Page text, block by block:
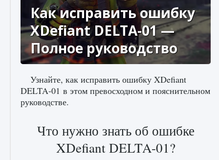
10 августа 2024 2 685 0 1
Как исправить ошибку Palworld «Идет
Как исправить ошибку
XDefiant DELTA-01 —
Полное руководство
Узнайте, как исправить ошибку XDefiant
DELTA-01 в этом превосходном и пояснительном
руководстве.
Что нужно знать об ошибке
XDefiant DELTA-01?